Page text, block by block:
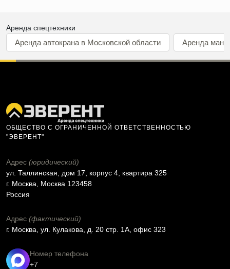
Аренда спецтехники
Аренда автокрана в Московской области Аренда
ОБЩЕСТВО С ОГРАНИЧЕННОЙ ОТВЕТСТВЕННОСТЬЮ
"ЭВЕРЕНТ"
Адрес (юридический)
ул. Таллинская, дом 17, корпус 4, квартира 325
г. Москва, Москва 123458
Россия
Адрес (фактический)
г. Москва, ул. Кулакова, д. 20 стр. 1А, офис 323
Номер телефона
+7